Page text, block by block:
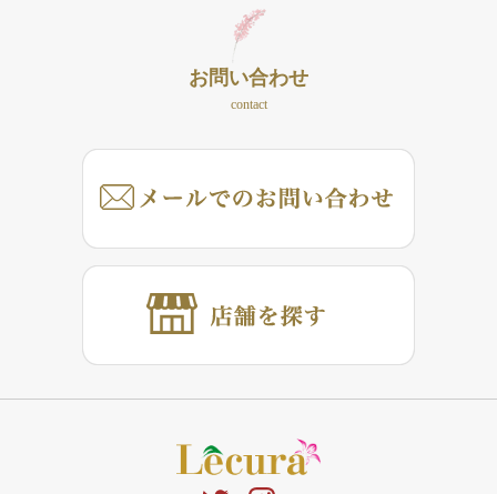
お問い合わせ
contact